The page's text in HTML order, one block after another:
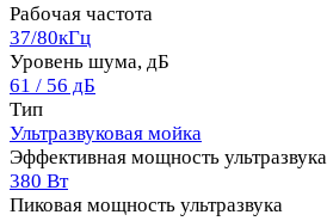
Рабочая частота
37/80кГц
Уровень шума, дБ
61 / 56 дБ
Тип
Ультразвуковая мойка
Эффективная мощность ультразвука
380 Вт
Пиковая мощность ультразвука